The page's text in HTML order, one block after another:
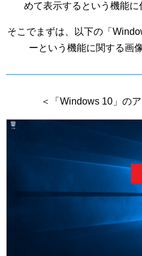
めて表示するという機能に
そこでまずは、以下の「
ーという機能に関する画
＜「Windows 10」の